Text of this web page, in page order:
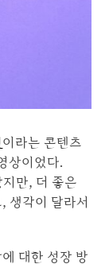
이라는 콘텐츠
상이었다.
만, 더 좋은
생각이 달라서
대한 성장 방